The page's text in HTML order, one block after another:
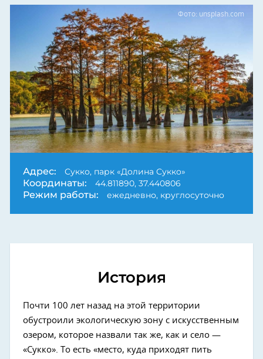
Фото: unsplash.com
Адрес: Сукко, парк «Долина Сукко»
Координаты: 44.811890, 37.440806
Режим работы: ежедневно, круглосуточно
История
Почти 100 лет назад на этой территории
обустроили экологическую зону с искусственным
озером, которое назвали так же, как и село —
«Сукко». То есть «место, куда приходят пить